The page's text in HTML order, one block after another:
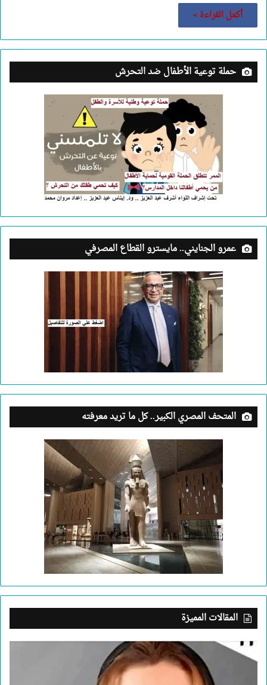
أكمل القراءة »
حملة توعية الأطفال ضد التحرش
عمرو الجنايني.. مايسترو القطاع المصرفي
المتحف المصري الكبير.. كل ما تريد معرفته
المقالات المميزة
بعد
جريمة